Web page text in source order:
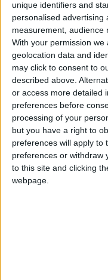
unique identifiers and
personalised advertising
measurement, audience
With your permission
geolocation data and
may click to consent to
described above.
or access more detailed
preferences before
processing of your
but you have a right to
preferences will apply to
preferences or withdraw
to this site and clicking
webpage.
Uno spazio
notizie e di
che hanno
cambiare vitae
seguendo i
traendo
FONTE PER
quanti sono gli
Perché